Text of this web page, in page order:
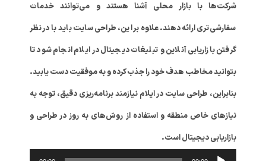
شرکت‌ها با بازار محلی آشنا هستند و می‌توانند خدمات
سفارشی‌تری ارائه دهند. علاوه بر این، طراحی سایت باید با در نظر
گرفتن بازاریابی آنلاین و تبلیغات دیجیتال در ایلام انجام شود تا
بتوانید مخاطب هدف خود را جذب کرده و به موفقیت دست یابید.
بنابراین، طراحی سایت در ایلام نیازمند برنامه‌ریزی دقیق، توجه به
نیازهای خاص منطقه و استفاده از روش‌های به روز در طراحی و
بازاریابی دیجیتال است.